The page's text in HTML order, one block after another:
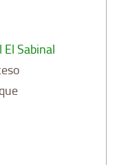
Sabinal